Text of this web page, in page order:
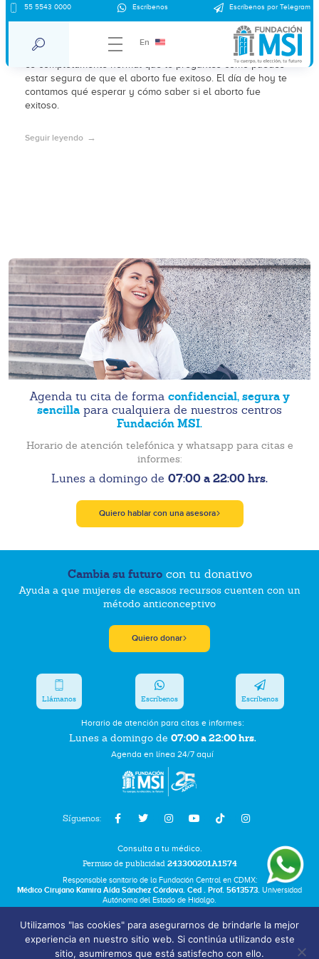
55 5543 0000 Escríbenos Escríbenos por Telegram
En
¿Cómo saber si el aborto fue exitoso?
Si has decidido interrumpir tu embarazo usando pastillas,
es completamente normal que te preguntes cómo puedes
estar segura de que el aborto fue exitoso. El día de hoy te
contamos qué esperar y cómo saber si el aborto fue
exitoso.
Seguir leyendo
Agenda tu cita de forma confidencial, segura y
sencilla para cualquiera de nuestros centros
Fundación MSI.
Horario de atención telefónica y whatsapp para citas e
informes:
Lunes a domingo de 07:00 a 22:00 hrs.
Quiero hablar con una asesora
Cambia su futurocon tu donativo
Ayuda a que mujeres de escasos recursos cuenten con un
método anticonceptivo
Quiero donar
Síguenos:
Horario de atención para citas e informes:
Lunes a domingo de 07:00 a 22:00 hrs.
Agenda en línea 24/7 aquí
Llámanos Escríbenos Escríbenos
Consulta a tu médico.
Permiso de publicidad 243300201A1574
Responsable sanitario de la Fundación Central en CDMX:
Médico Cirujano Kamira Aída Sánchez Córdova. Ced . Prof. 5613573. Universidad
Autónoma del Estado de Hidalgo.
Términos y Condiciones
Bolsa de Trabajo
Utilizamos "las cookies" para asegurarnos de brindarle la mejor
experiencia en nuestro sitio web. Si continúa utilizando este
sitio, asumiremos que está satisfecho con ello.